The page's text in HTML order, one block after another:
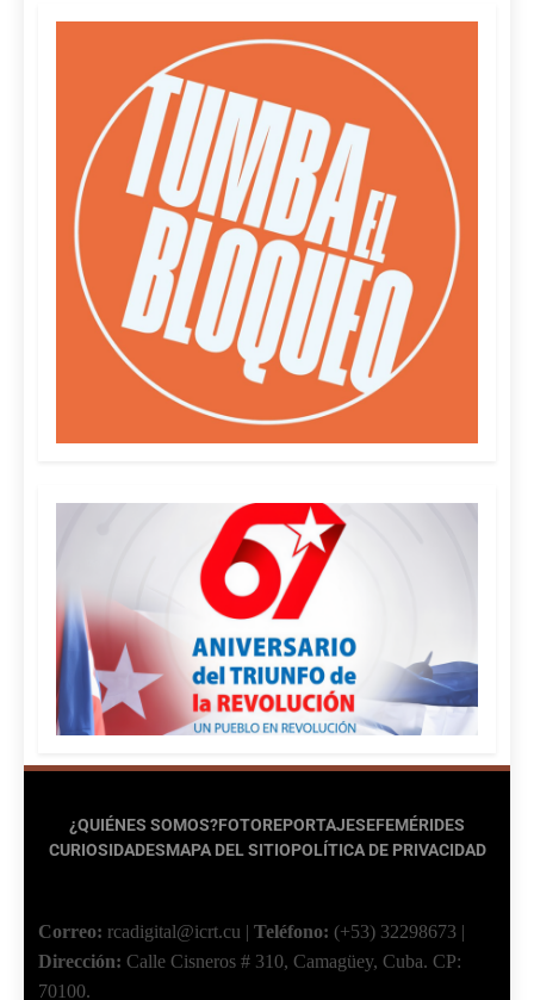
¿QUIÉNES SOMOS?FOTOREPORTAJESEFEMÉRIDES
CURIOSIDADESMAPA DEL SITIOPOLÍTICA DE PRIVACIDAD
Correo: rcadigital@icrt.cu | Teléfono: (+53) 32298673 |
Dirección: Calle Cisneros # 310, Camagüey, Cuba. CP:
70100.